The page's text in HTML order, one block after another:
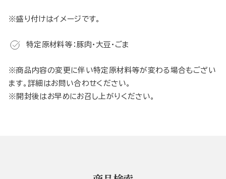
※盛り付けはイメージです。
特定原材料等：豚肉・大豆・ごま
※商品内容の変更に伴い特定原材料等が変わる場合もござい
ます。詳細はお問い合わせください。
※開封後はお早めにお召し上がりください。